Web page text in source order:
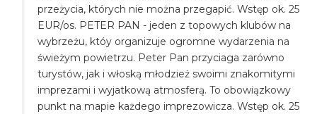
przeżycia, których nie można przegapić. Wstęp ok. 25
EUR/os. PETER PAN - jeden z topowych klubów na
wybrzeżu, któy organizuje ogromne wydarzenia na
świeżym powietrzu. Peter Pan przyciaga zarówno
turystów, jak i włoską młodzież swoimi znakomitymi
imprezami i wyjatkową atmosferą. To obowiązkowy
punkt na mapie każdego imprezowicza. Wstęp ok. 25